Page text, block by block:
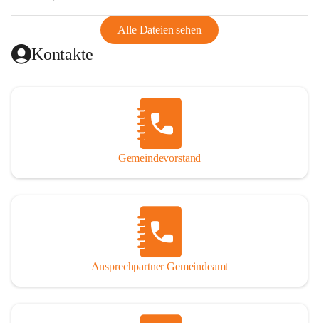
Alle Dateien sehen
Kontakte
Gemeindevorstand
Ansprechpartner Gemeindeamt